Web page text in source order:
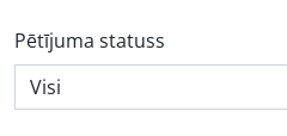
Pētījuma statuss